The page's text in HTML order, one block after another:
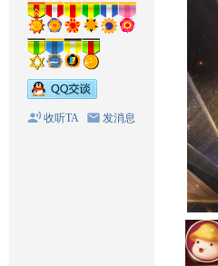
收听TA 发消息